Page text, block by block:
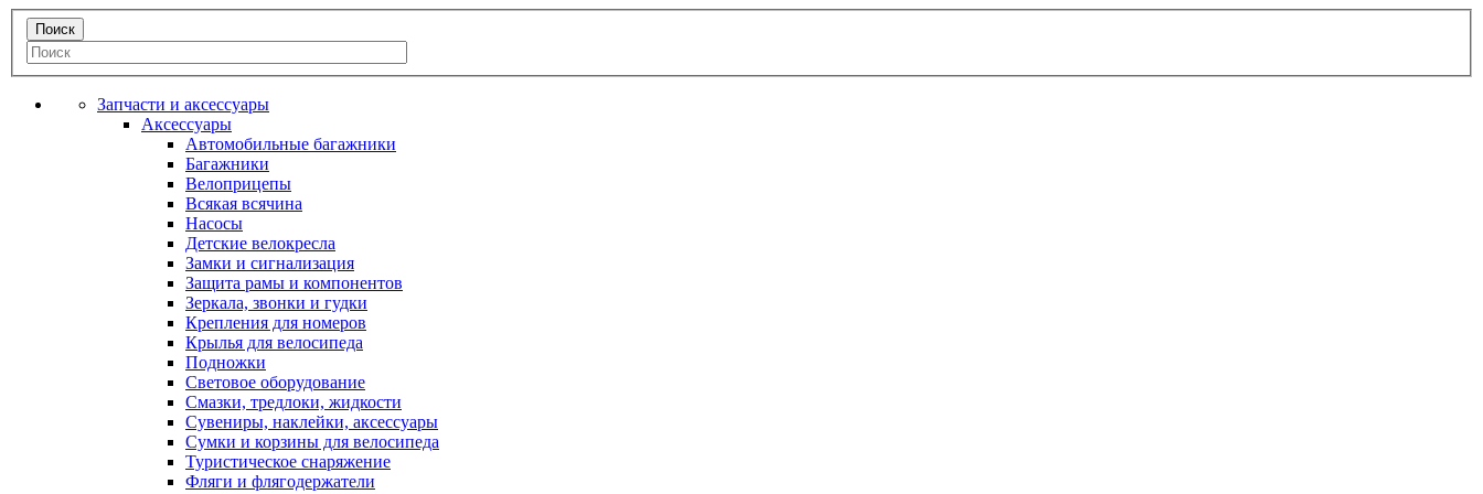
Запчасти и аксессуары
Аксессуары
Автомобильные багажники
Багажники
Велоприцепы
Всякая всячина
Насосы
Детские велокресла
Замки и сигнализация
Защита рамы и компонентов
Зеркала, звонки и гудки
Крепления для номеров
Крылья для велосипеда
Подножки
Световое оборудование
Смазки, тредлоки, жидкости
Сувениры, наклейки, аксессуары
Сумки и корзины для велосипеда
Туристическое снаряжение
Фляги и флягодержатели